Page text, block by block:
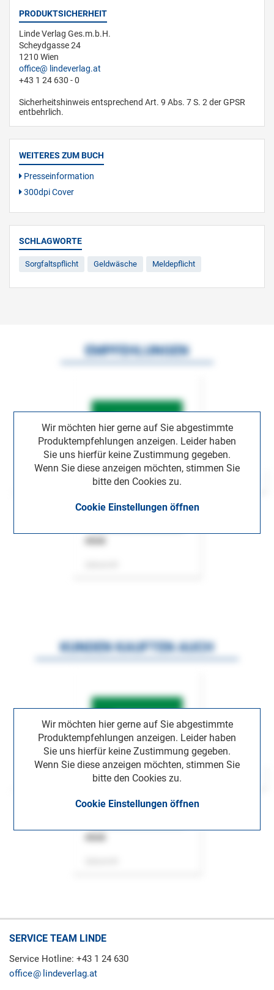
PRODUKTSICHERHEIT
Linde Verlag Ges.m.b.H.
Scheydgasse 24
1210 Wien
office
lindeverlag.at
+43 1 24 630 - 0
Sicherheitshinweis entsprechend Art. 9 Abs. 7 S. 2 der GPSR
entbehrlich.
WEITERES ZUM BUCH
Presseinformation
300dpi Cover
SCHLAGWORTE
Sorgfaltspflicht Geldwäsche Meldepflicht
Wir möchten hier gerne auf Sie abgestimmte
Produktempfehlungen anzeigen. Leider haben
Sie uns hierfür keine Zustimmung gegeben.
Wenn Sie diese anzeigen möchten, stimmen Sie
bitte den Cookies zu.
Cookie Einstellungen öffnen
EMPFEHLUNGEN
Wir möchten hier gerne auf Sie abgestimmte
Produktempfehlungen anzeigen. Leider haben
Sie uns hierfür keine Zustimmung gegeben.
Wenn Sie diese anzeigen möchten, stimmen Sie
bitte den Cookies zu.
Cookie Einstellungen öffnen
KUNDEN KAUFTEN AUCH
SERVICE TEAM LINDE
Service Hotline: +43 1 24 630
office
lindeverlag.at